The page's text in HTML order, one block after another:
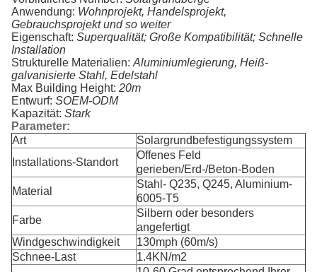
Anwendung: Wohnprojekt, Handelsprojekt,
Gebrauchsprojekt und so weiter
Eigenschaft: Superqualität; Große Kompatibilität; Schnelle
Installation
Strukturelle Materialien: Aluminiumlegierung, Heiß-
galvanisierte Stahl, Edelstahl
Max Building Height: 20m
Entwurf: SOEM-ODM
Kapazität: Stark
Parameter:
Art
Solargrundbefestigungssystem
Installations-Standort
Offenes Feld
gerieben/Erd-/Beton-Boden
Material
Stahl- Q235, Q245, Aluminium-
6005-T5
Farbe
Silbern oder besonders
angefertigt
Windgeschwindigkeit
130mph (60m/s)
Schnee-Last
1.4KN/m2